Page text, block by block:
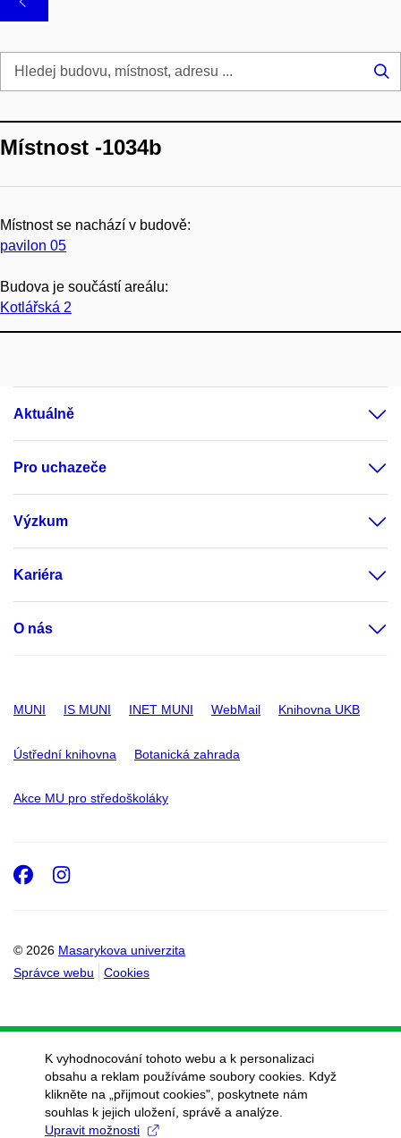
Místnost -1034b
Místnost se nachází v budově:
pavilon 05
Budova je součástí areálu:
Kotlářská 2
Aktuálně
Pro uchazeče
Výzkum
Kariéra
O nás
MUNI IS MUNI INET MUNI WebMail Knihovna UKB
Ústřední knihovna Botanická zahrada
Akce MU pro středoškoláky
© 2026 Masarykova univerzita
Správce webu
Cookies
Facebook
Instagram
K vyhodnocování tohoto webu a k personalizaci
obsahu a reklam používáme soubory cookies. Když
klikněte na „přijmout cookies", poskytnete nám
souhlas k jejich uložení, správě a analýze.
Upravit možnosti